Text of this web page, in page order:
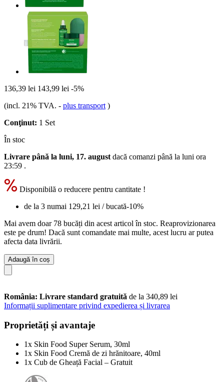
136,39 lei 143,99 lei -5%
(incl. 21% TVA. - plus transport )
Conţinut: 1 Set
În stoc
Livrare până la luni, 17. august dacă comanzi până la luni ora
23:59 .
Disponibilă o reducere pentru cantitate !
de la 3 numai 129,21 lei / bucată-10%
Mai avem doar 78 bucăți din acest articol în stoc. Reaprovizionarea
este pe drum! Dacă sunt comandate mai multe, acest lucru ar putea
afecta data livrării.
Adaugă în coș
România: Livrare standard gratuită de la 340,89 lei
Informații suplimentare privind expedierea și livrarea
Proprietăți și avantaje
1x Skin Food Super Serum, 30ml
1x Skin Food Cremă de zi hrănitoare, 40ml
1x Cub de Gheață Facial – Gratuit